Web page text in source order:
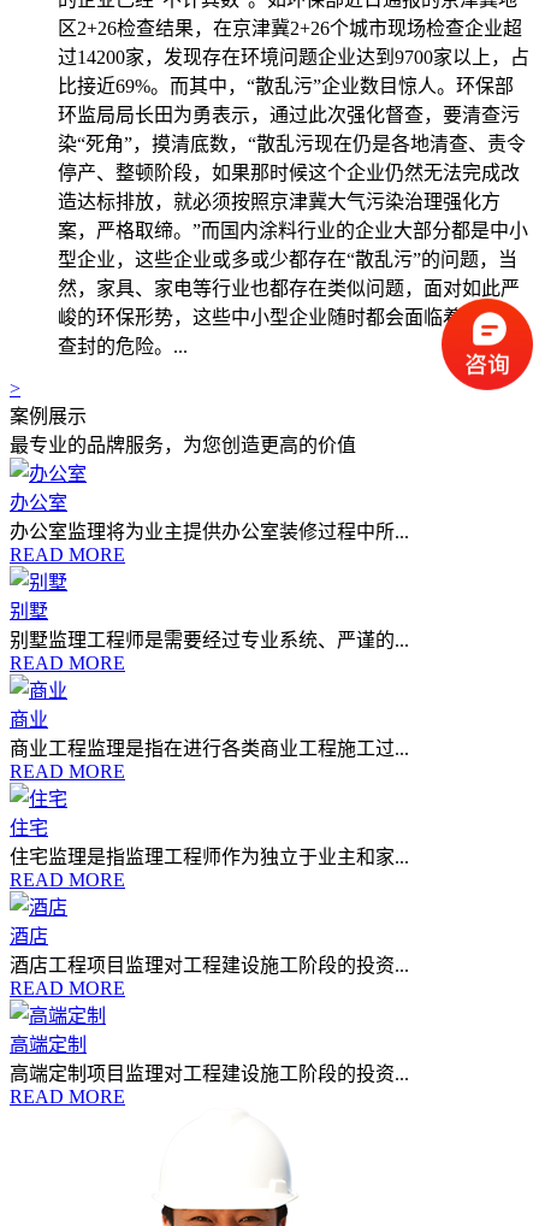
区2+26检查结果，在京津冀2+26个城市现场检查企业超
过14200家，发现存在环境问题企业达到9700家以上，占
比接近69%。而其中，“散乱污”企业数目惊人。环保部
环监局局长田为勇表示，通过此次强化督查，要清查污
染“死角”，摸清底数，“散乱污现在仍是各地清查、责令
停产、整顿阶段，如果那时候这个企业仍然无法完成改
造达标排放，就必须按照京津冀大气污染治理强化方
案，严格取缔。”而国内涂料行业的企业大部分都是中小
型企业，这些企业或多或少都存在“散乱污”的问题，当
然，家具、家电等行业也都存在类似问题，面对如此严
峻的环保形势，这些中小型企业随时都会面临着关停、
查封的危险。...
>
案例展示
最专业的品牌服务，为您创造更高的价值
办公室
办公室监理将为业主提供办公室装修过程中所...
READ MORE
别墅
别墅监理工程师是需要经过专业系统、严谨的...
READ MORE
商业
商业工程监理是指在进行各类商业工程施工过...
READ MORE
住宅
住宅监理是指监理工程师作为独立于业主和家...
READ MORE
酒店
酒店工程项目监理对工程建设施工阶段的投资...
READ MORE
高端定制
高端定制项目监理对工程建设施工阶段的投资...
READ MORE